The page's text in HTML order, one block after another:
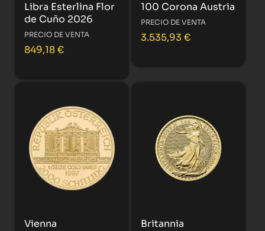
Libra Esterlina Flor
de Cuño 2026
PRECIO DE VENTA
849,18€
100 Corona Austria
PRECIO DE VENTA
3.535,93 €
Vienna
Britannia